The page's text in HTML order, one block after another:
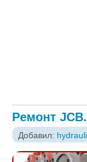
Ремонт JCB.
Добавил: